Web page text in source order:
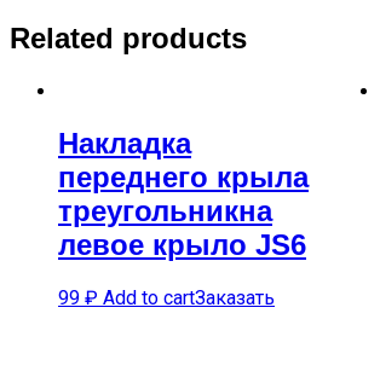
Related products
Накладка
переднего крыла
треугольникна
левое крыло JS6
99 ₽ Add to cartЗаказать